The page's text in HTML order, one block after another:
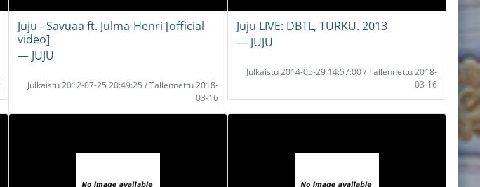
Juju - Savuaa ft. Julma-Henri [official
video]
― JUJU
Julkaistu 2012-07-25 20:49:25 / Tallennettu 2018-
03-16
Juju LIVE: DBTL, TURKU. 2013
― JUJU
Julkaistu 2014-05-29 14:57:00 / Tallennettu 2018-
03-16